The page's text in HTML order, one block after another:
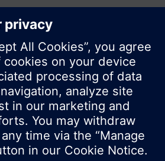
Ltd. Building Technologies